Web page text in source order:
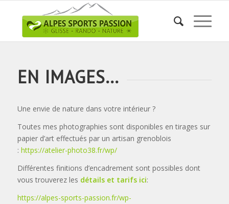
EN IMAGES…
Une envie de nature dans votre intérieur ?
Toutes mes photographies sont disponibles en tirages sur
papier d’art effectués par un artisan grenoblois
: https://atelier-photo38.fr/wp/
Différentes finitions d’encadrement sont possibles dont
vous trouverez les détails et tarifs ici:
https://alpes-sports-passion.fr/wp-